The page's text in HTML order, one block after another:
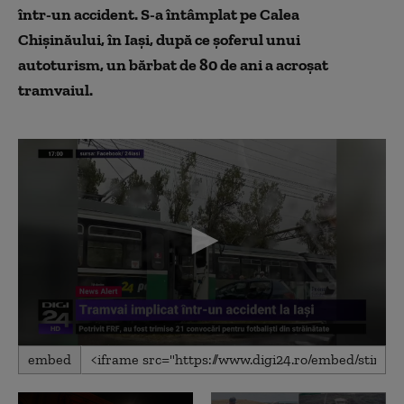
într-un accident. S-a întâmplat pe Calea
Chișinăului, în Iași, după ce șoferul unui
autoturism, un bărbat de 80 de ani a acroșat
tramvaiul.
0
seconds
25
embed